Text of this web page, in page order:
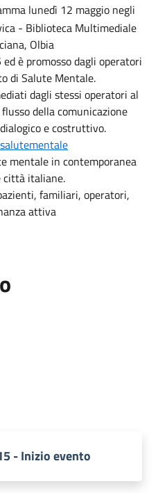
lunedì 12 maggio negli
- Biblioteca Multimediale
Olbia
è promosso dagli operatori
di Salute Mentale.
dagli stessi operatori al
della comunicazione
e costruttivo.
mentale in contemporanea
città italiane.
familiari, operatori,
attiva
- Inizio evento